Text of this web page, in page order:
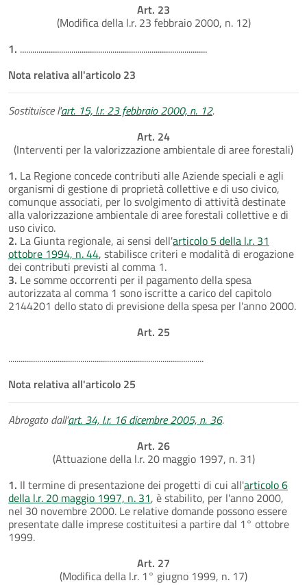
Art. 23
(Modifica della l.r. 23 febbraio 2000, n. 12)
1. ...........................................................................................
Nota relativa all'articolo 23
Sostituisce l'art. 15, l.r. 23 febbraio 2000, n. 12.
Art. 24
(Interventi per la valorizzazione ambientale di aree forestali)
1. La Regione concede contributi alle Aziende speciali e agli
organismi di gestione di proprietà collettive e di uso civico,
comunque associati, per lo svolgimento di attività destinate
alla valorizzazione ambientale di aree forestali collettive e di
uso civico.
2. La Giunta regionale, ai sensi dell'articolo 5 della l.r. 31
ottobre 1994, n. 44, stabilisce criteri e modalità di erogazione
dei contributi previsti al comma 1.
3. Le somme occorrenti per il pagamento della spesa
autorizzata al comma 1 sono iscritte a carico del capitolo
2144201 dello stato di previsione della spesa per l'anno 2000.
Art. 25
...............................................................................................
Nota relativa all'articolo 25
Abrogato dall'art. 34, l.r. 16 dicembre 2005, n. 36.
Art. 26
(Attuazione della l.r. 20 maggio 1997, n. 31)
1. Il termine di presentazione dei progetti di cui all'articolo 6
della l.r. 20 maggio 1997, n. 31, è stabilito, per l'anno 2000,
nel 30 novembre 2000. Le relative domande possono essere
presentate dalle imprese costituitesi a partire dal 1° ottobre
1999.
Art. 27
(Modifica della l.r. 1° giugno 1999, n. 17)